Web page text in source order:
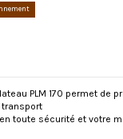
PLM 170 permet de
transport
toute sécurité et votre